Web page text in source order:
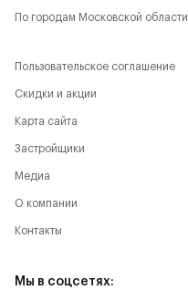
По городам Московской области
Пользовательское соглашение
Скидки и акции
Карта сайта
Застройщики
Медиа
О компании
Контакты
Мы в соцсетях: